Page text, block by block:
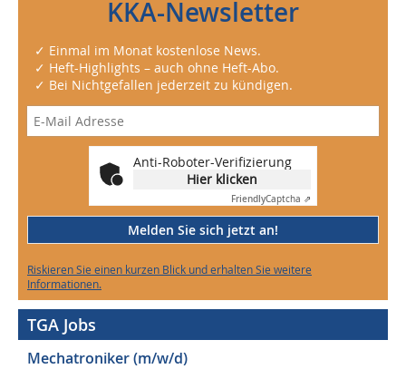
KKA-Newsletter
✓ Einmal im Monat kostenlose News.
✓ Heft-Highlights – auch ohne Heft-Abo.
✓ Bei Nichtgefallen jederzeit zu kündigen.
Anti-Roboter-Verifizierung
Hier klicken
FriendlyCaptcha ⇗
Melden Sie sich jetzt an!
Riskieren Sie einen kurzen Blick und erhalten Sie weitere
Informationen.
TGA Jobs
Mechatroniker (m/w/d)